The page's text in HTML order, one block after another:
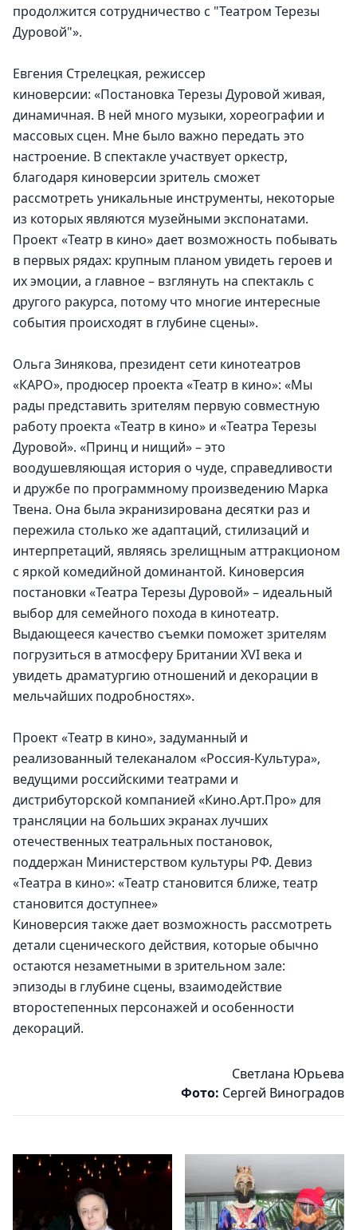
продолжится сотрудничество с "Театром Терезы
Дуровой"».
Евгения Стрелецкая, режиссер
киноверсии: «Постановка Терезы Дуровой живая,
динамичная. В ней много музыки, хореографии и
массовых сцен. Мне было важно передать это
настроение. В спектакле участвует оркестр,
благодаря киноверсии зритель сможет
рассмотреть уникальные инструменты, некоторые
из которых являются музейными экспонатами.
Проект «Театр в кино» дает возможность побывать
в первых рядах: крупным планом увидеть героев и
их эмоции, а главное – взглянуть на спектакль с
другого ракурса, потому что многие интересные
события происходят в глубине сцены».
Ольга Зинякова, президент сети кинотеатров
«КАРО», продюсер проекта «Театр в кино»: «Мы
рады представить зрителям первую совместную
работу проекта «Театр в кино» и «Театра Терезы
Дуровой». «Принц и нищий» – это
воодушевляющая история о чуде, справедливости
и дружбе по программному произведению Марка
Твена. Она была экранизирована десятки раз и
пережила столько же адаптаций, стилизаций и
интерпретаций, являясь зрелищным аттракционом
с яркой комедийной доминантой. Киноверсия
постановки «Театра Терезы Дуровой» – идеальный
выбор для семейного похода в кинотеатр.
Выдающееся качество съемки поможет зрителям
погрузиться в атмосферу Британии XVI века и
увидеть драматургию отношений и декорации в
мельчайших подробностях».
Проект «Театр в кино», задуманный и
реализованный телеканалом «Россия-Культура»,
ведущими российскими театрами и
дистрибуторской компанией «Кино.Арт.Про» для
трансляции на больших экранах лучших
отечественных театральных постановок,
поддержан Министерством культуры РФ. Девиз
«Театра в кино»: «Театр становится ближе, театр
становится доступнее»
Киноверсия также дает возможность рассмотреть
детали сценического действия, которые обычно
остаются незаметными в зрительном зале:
эпизоды в глубине сцены, взаимодействие
второстепенных персонажей и особенности
декораций.
Светлана Юрьева
Фото: Сергей Виноградов